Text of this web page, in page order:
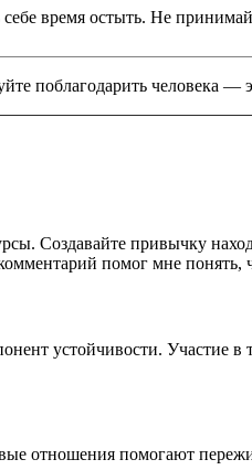
время остыть. Не
поблагодарить человека —
Создавайте привычку
помог мне понять,
устойчивости. Участие
отношения помогают